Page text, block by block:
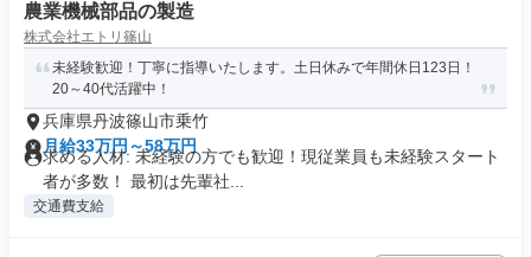
農業機械部品の製造
株式会社エトリ篠山
未経験歓迎！丁寧に指導いたします。土日休みで年間休日123日！
20～40代活躍中！
兵庫県丹波篠山市乗竹
月給33万円～58万円
求める人材: 未経験の方でも歓迎！現従業員も未経験スタート
者が多数！ 最初は先輩社...
交通費支給